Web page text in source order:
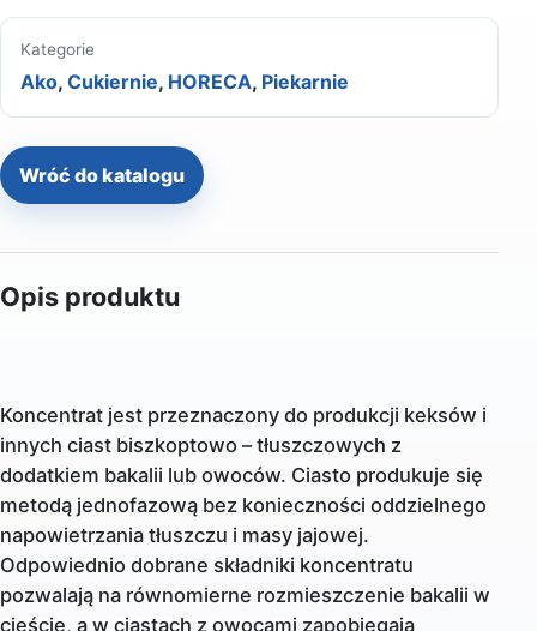
Kategorie
Ako, Cukiernie, HORECA, Piekarnie
Wróć do katalogu
Opis produktu
Koncentrat jest przeznaczony do produkcji keksów i
innych ciast biszkoptowo – tłuszczowych z
dodatkiem bakalii lub owoców. Ciasto produkuje się
metodą jednofazową bez konieczności oddzielnego
napowietrzania tłuszczu i masy jajowej.
Odpowiednio dobrane składniki koncentratu
pozwalają na równomierne rozmieszczenie bakalii w
cieście, a w ciastach z owocami zapobiegają